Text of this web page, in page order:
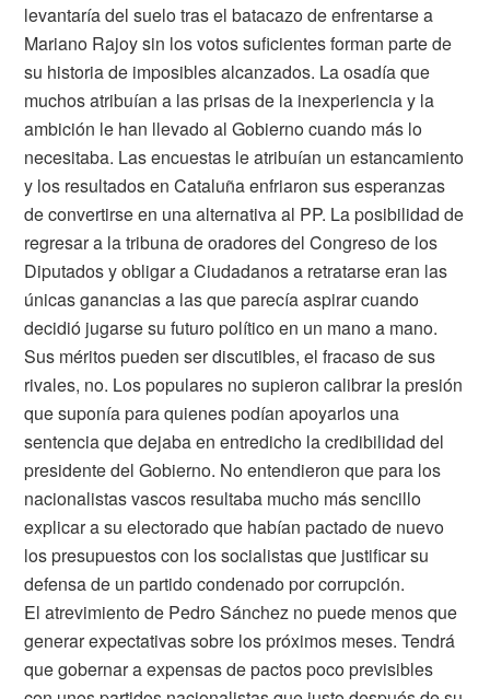
levantaría del suelo tras el batacazo de enfrentarse a
Mariano Rajoy sin los votos suficientes forman parte de
su historia de imposibles alcanzados. La osadía que
muchos atribuían a las prisas de la inexperiencia y la
ambición le han llevado al Gobierno cuando más lo
necesitaba. Las encuestas le atribuían un estancamiento
y los resultados en Cataluña enfriaron sus esperanzas
de convertirse en una alternativa al PP. La posibilidad de
regresar a la tribuna de oradores del Congreso de los
Diputados y obligar a Ciudadanos a retratarse eran las
únicas ganancias a las que parecía aspirar cuando
decidió jugarse su futuro político en un mano a mano.
Sus méritos pueden ser discutibles, el fracaso de sus
rivales, no. Los populares no supieron calibrar la presión
que suponía para quienes podían apoyarlos una
sentencia que dejaba en entredicho la credibilidad del
presidente del Gobierno. No entendieron que para los
nacionalistas vascos resultaba mucho más sencillo
explicar a su electorado que habían pactado de nuevo
los presupuestos con los socialistas que justificar su
defensa de un partido condenado por corrupción.
El atrevimiento de Pedro Sánchez no puede menos que
generar expectativas sobre los próximos meses. Tendrá
que gobernar a expensas de pactos poco previsibles